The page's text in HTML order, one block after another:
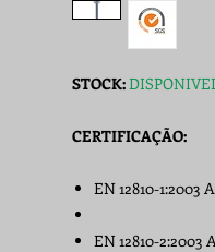
STOCK:
CERTIFICAÇÃO:
EN 12810-
EN 12810-